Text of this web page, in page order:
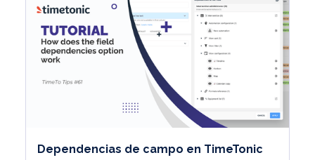
Dependencias de campo en TimeTonic